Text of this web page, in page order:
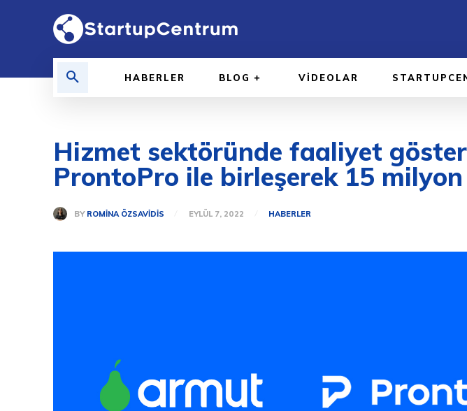
HABERLER BLOG VIDEOLAR
Hizmet sektöründe faaliyet
ProntoPro ile birleşerek 15 milyon
BY ROMINA ÖZSAVIDIS EYLÜL 7, 2022 HABERLER